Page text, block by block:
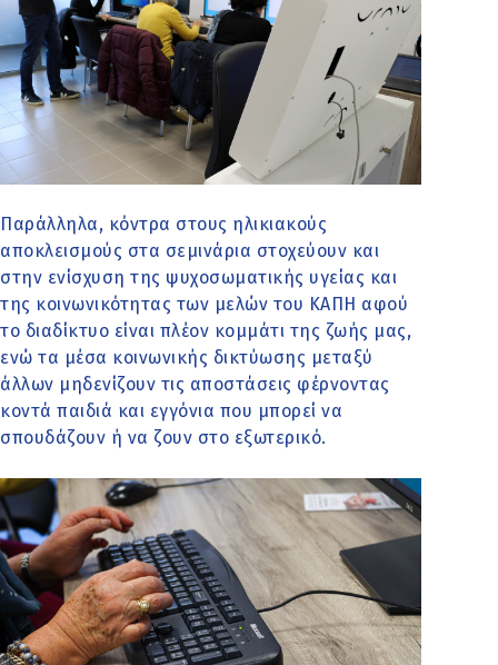
Παράλληλα, κόντρα στους ηλικιακούς
αποκλεισμούς στα σεμινάρια στοχεύουν και
στην ενίσχυση της ψυχοσωματικής υγείας και
της κοινωνικότητας των μελών του ΚΑΠΗ αφού
το διαδίκτυο είναι πλέον κομμάτι της ζωής μας,
ενώ τα μέσα κοινωνικής δικτύωσης μεταξύ
άλλων μηδενίζουν τις αποστάσεις φέρνοντας
κοντά παιδιά και εγγόνια που μπορεί να
σπουδάζουν ή να ζουν στο εξωτερικό.